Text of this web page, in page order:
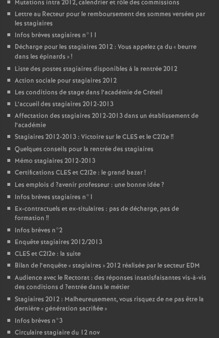
Mutations intra 2012, calendrier et rôle des commissions
Lettre au Recteur pour le remboursement des sommes versées par
les stagiaires
Infos brèves stagiaires n°11
Décharge pour les stagiaires 2012 : Vous appelez ça du « beurre
dans les épinards »!
Liste des postes stagiaires disponibles à la rentrée 2012
Action sociale pour stagiaires 2012
Les conditions de stage dans l’académie de Créteil
L’accueil des stagiaires 2012-2013
Affectation des stagiaires 2012-2013 dans un établissement de
l’académie
Stagiaires 2012-2013 : Victoire sur leCLESet le C2I2e!!
Quelques conseils pour la rentrée des stagiaires
Mémo stagiaires 2012-2013
Certifications CLESet C2I2e : le grand bazar!
Les emplois d ?avenir professeur : une bonne idée?
Infos brèves stagiaires n°1
Ex-contractuels et ex-titulaires : pas de décharge, pas de
formation !!
Infos brèves n°2
Enquête stagiaires 2012/2013
CLESet C2I2e : la suite
Bilan de l’enquête «stagiaires » 2012 réalisée par le secteur EDM
Audience avec le Rectorat : des réponses insatisfaisantes vis-à-vis
des conditions d ?entrée dans le métier
Stagiaires 2012 : Malheureusement, vous risquez de ne pas être la
dernière «génération sacrifiée»
Infos brèves n°3
Circulaire stagiaire du 12 nov